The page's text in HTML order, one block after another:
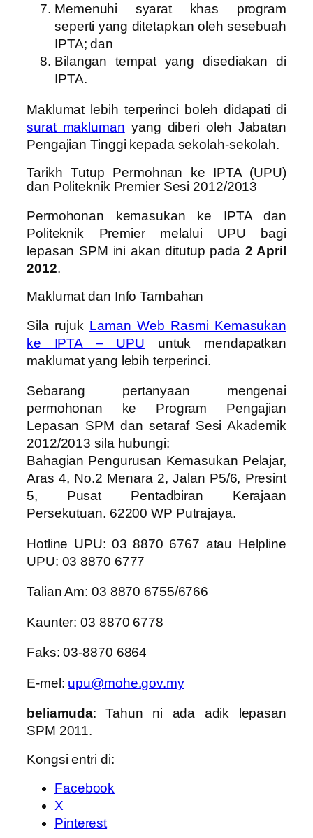
Memenuhi syarat khas program
seperti yang ditetapkan oleh sesebuah
IPTA; dan
Bilangan tempat yang disediakan di
IPTA.
Maklumat lebih terperinci boleh didapati di
surat makluman yang diberi oleh Jabatan
Pengajian Tinggi kepada sekolah-sekolah.
Tarikh Tutup Permohnan ke IPTA (UPU)
dan Politeknik Premier Sesi 2012/2013
Permohonan kemasukan ke IPTA dan
Politeknik Premier melalui UPU bagi
lepasan SPM ini akan ditutup pada 2 April
2012.
Maklumat dan Info Tambahan
Sila rujuk Laman Web Rasmi Kemasukan
ke IPTA – UPU untuk mendapatkan
maklumat yang lebih terperinci.
Sebarang pertanyaan mengenai
permohonan ke Program Pengajian
Lepasan SPM dan setaraf Sesi Akademik
2012/2013 sila hubungi:
Bahagian Pengurusan Kemasukan Pelajar,
Aras 4, No.2 Menara 2, Jalan P5/6, Presint
5, Pusat Pentadbiran Kerajaan
Persekutuan. 62200 WP Putrajaya.
Hotline UPU: 03 8870 6767 atau Helpline
UPU: 03 8870 6777
Talian Am: 03 8870 6755/6766
Kaunter: 03 8870 6778
Faks: 03-8870 6864
E-mel: upu@mohe.gov.my
beliamuda: Tahun ni ada adik lepasan
SPM 2011.
Kongsi entri di:
Facebook
X
Pinterest